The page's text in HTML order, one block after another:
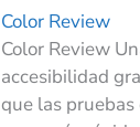
Color Review
Color Review
accesibilidad
que las